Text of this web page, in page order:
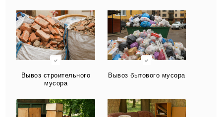
Вывоз строительного
мусора
Вывоз бытового мусора